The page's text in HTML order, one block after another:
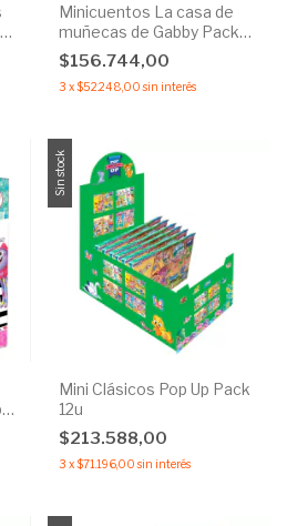
Minicuentos La casa de
muñecas de Gabby Pack
56u
$156.744,00
3 x$52.248,00 sin interés
Sin stock
Mini Clásicos Pop Up Pack
12u
$213.588,00
3 x$71.196,00 sin interés